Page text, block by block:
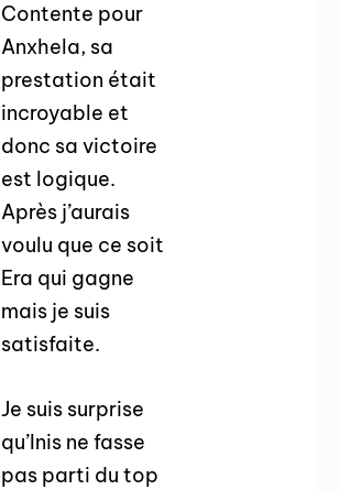
Contente pour
Anxhela, sa
prestation était
incroyable et
donc sa victoire
est logique.
Après j’aurais
voulu que ce soit
Era qui gagne
mais je suis
satisfaite.
Je suis surprise
qu’Inis ne fasse
pas parti du top